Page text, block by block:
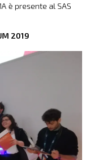
è presente al SAS
2019